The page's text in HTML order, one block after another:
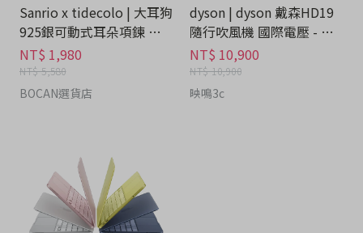
Sanrio x tidecolo | 大耳狗
925銀可動式耳朵項鍊 禮
盒 - 流行潮牌分期
NT$ 1,980
NT$ 5,580
BOCAN選貨店
dyson | dyson 戴森HD19
隨行吹風機 國際電壓 - 家
電分期
NT$ 10,900
NT$ 10,900
映鳴3c